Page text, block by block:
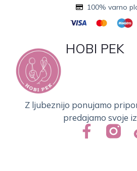
HOBI PEK
Z ljubeznijo ponujamo
predajamo svoje
100% varno